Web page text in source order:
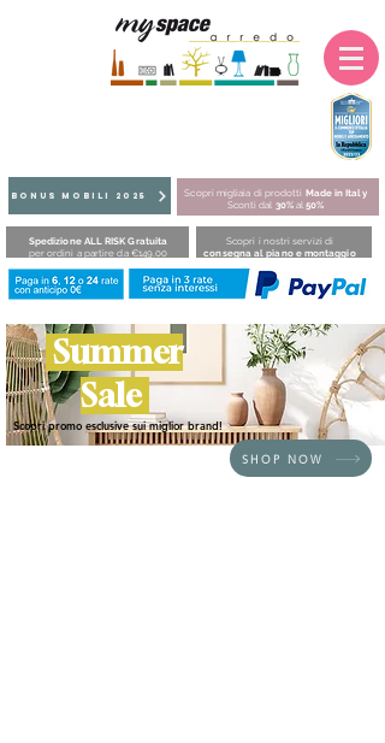
BONUS MOBILI 2025 Scopri migliaia di prodotti Made in Italy
Sconti dal 30%al50%
Spedizione ALL RISK Gratuita
per ordini a partire da €149,00
Scopri i nostri servizi di
consegna al piano e montaggio
Summer
Sale
SHOP NOW
Scopri promo esclusive sui miglior brand!